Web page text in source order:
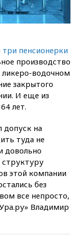
три пенсионерки
производство
ликеро-водочном
закрытого
И еще из
лет.
допуск на
туда не
довольно
структуру
этой компании
без
все непросто,
Владимир